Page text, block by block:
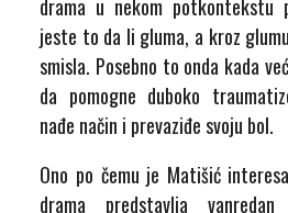
drama u nekom potkontekstu
jeste to da li gluma, a kroz
smisla. Posebno to onda kada
da pomogne duboko
nađe način i prevaziđe svoju bol.
Ono po čemu je Matišić
drama predstavlja